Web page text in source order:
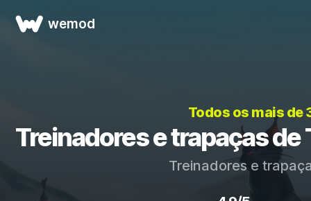
wemod
Todos os mais
Treinadores e trapaças
Treinadores e